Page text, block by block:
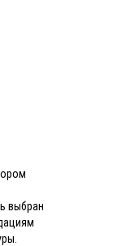
выбран